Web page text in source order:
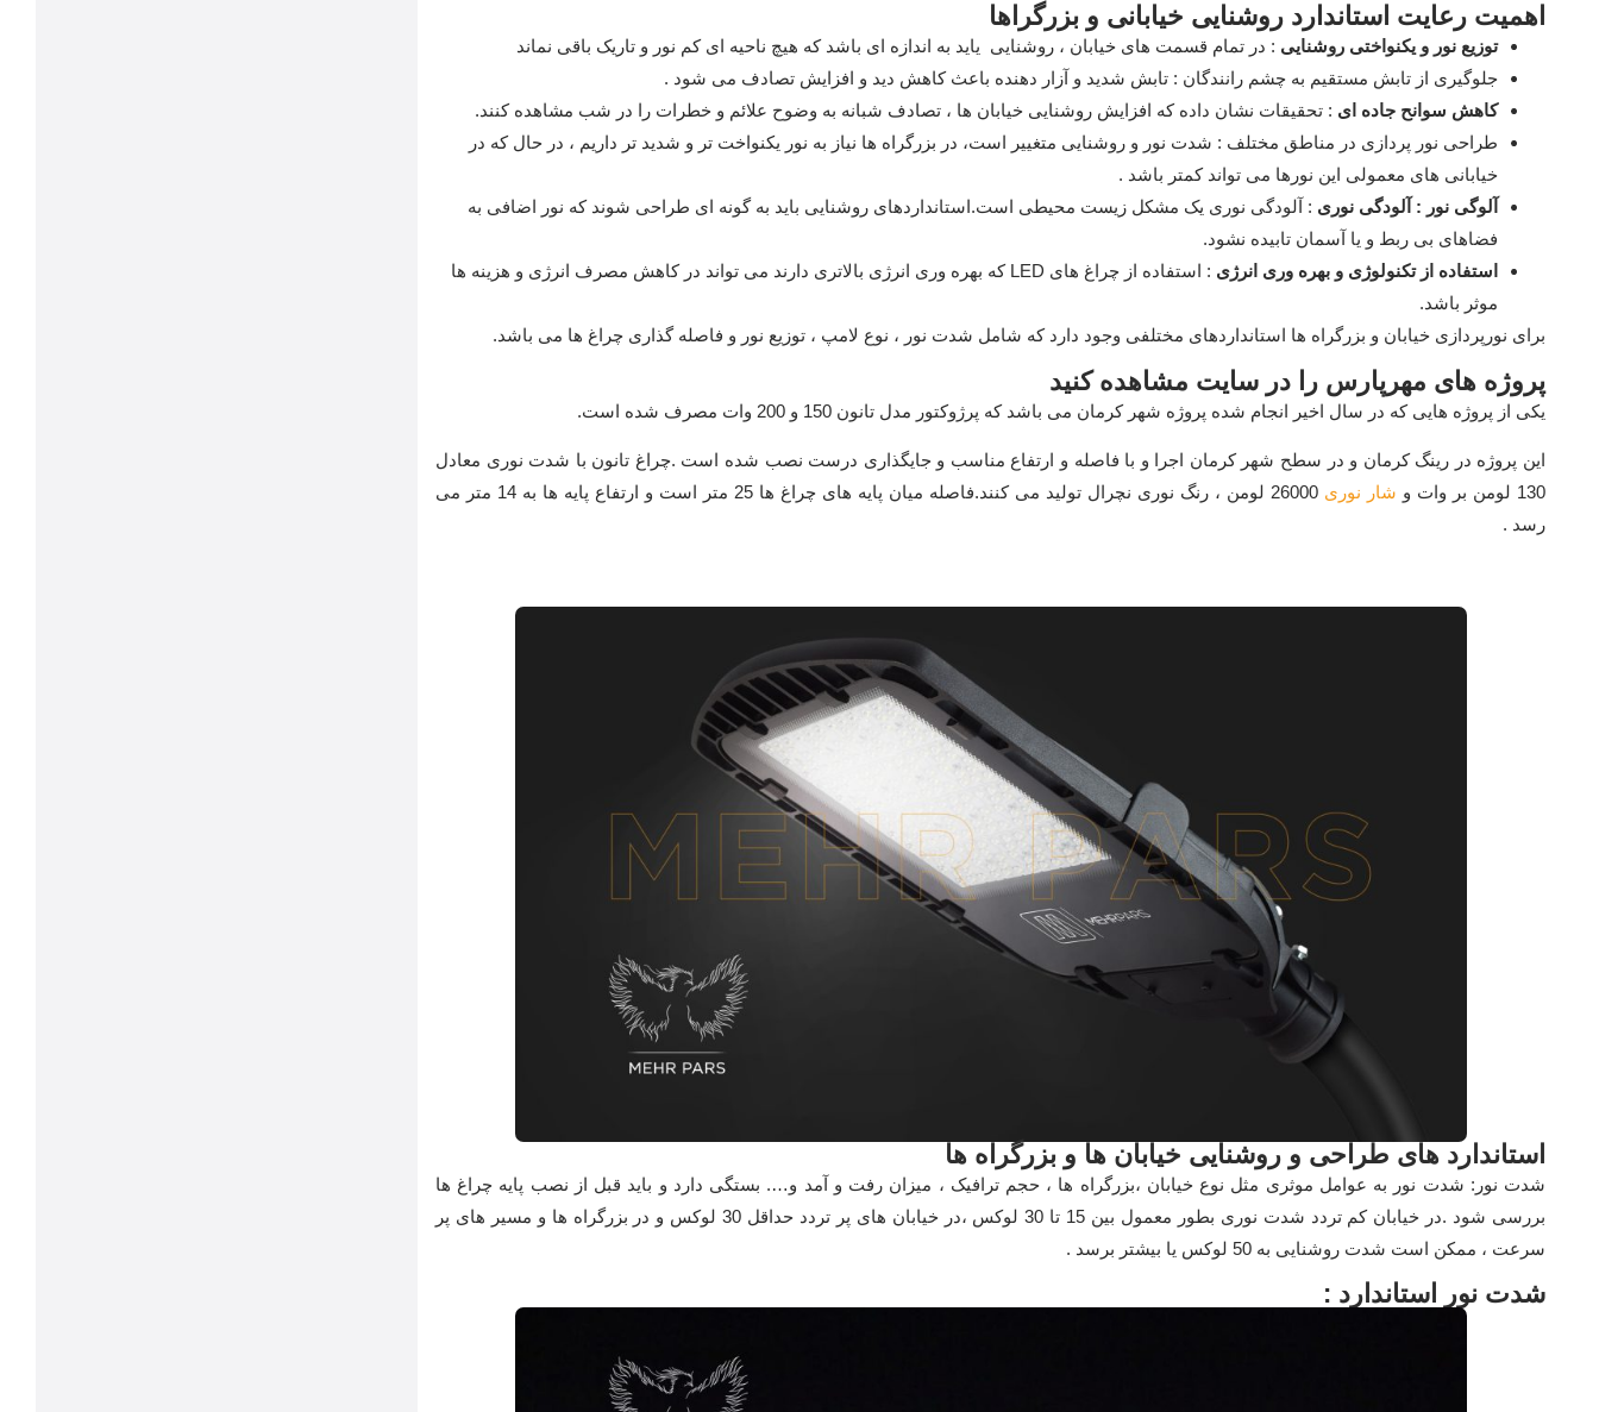
اهمیت رعایت استاندارد روشنایی خیابانی و بزرگراها
توزیع نور و یکنواختی روشنایی : در تمام قسمت های خیابان ، روشنایی یاید به اندازه ای باشد که هیچ ناحیه ای کم نور و تاریک باقی نماند
جلوگیری از تابش مستقیم به چشم رانندگان : تابش شدید و آزار دهنده باعث کاهش دید و افزایش تصادف می شود .
کاهش سوانح جاده ای : تحقیقات نشان داده که افزایش روشنایی خیابان ها ، تصادف شبانه به وضوح علائم و خطرات را در شب مشاهده کنند.
طراحی نور پردازی در مناطق مختلف : شدت نور و روشنایی متغییر است، در بزرگراه ها نیاز به نور یکنواخت تر و شدید تر داریم ، در حال که در
خیابانی های معمولی این نورها می تواند کمتر باشد .
آلوگی نور : آلودگی نوری : آلودگی نوری یک مشکل زیست محیطی است.استانداردهای روشنایی باید به گونه ای طراحی شوند که نور اضافی به
فضاهای بی ربط و یا آسمان تابیده نشود.
استفاده از تکنولوژی و بهره وری انرژی
: استفاده از چراغ های LED که بهره وری انرژی بالاتری دارند می تواند در کاهش مصرف انرژی و هزینه ها
موثر باشد.
برای نورپردازی خیابان و بزرگراه ها استانداردهای مختلفی وجود دارد که شامل شدت نور ، نوع لامپ ، توزیع نور و فاصله گذاری چراغ ها می باشد.
پروژه های مهرپارس را در سایت مشاهده کنید
یکی از پروژه هایی که در سال اخیر انجام شده پروژه شهر کرمان می باشد که پرژوکتور مدل تانون 150 و 200 وات مصرف شده است.
این پروژه در رینگ کرمان و در سطح شهر کرمان اجرا و با فاصله و ارتفاع مناسب و جایگذاری درست نصب شده است .چراغ تانون با شدت نوری معادل
130 لومن بر وات و
شار نوری
26000 لومن ، رنگ نوری نچرال تولید می کنند.فاصله میان پایه های چراغ ها 25 متر است و ارتفاع پایه ها به 14 متر می
رسد .
استاندارد های طراحی و روشنایی خیابان ها و بزرگراه ها
شدت نور: شدت نور به عوامل موثری مثل نوع خیابان ،بزرگراه ها ، حجم ترافیک ، میزان رفت و آمد و…. بستگی دارد و باید قبل از نصب پایه چراغ ها
بررسی شود .در خیابان کم تردد شدت نوری بطور معمول بین 15 تا 30 لوکس ،در خیابان های پر تردد حداقل 30 لوکس و در بزرگراه ها و مسیر های پر
سرعت ، ممکن است شدت روشنایی به 50 لوکس یا بیشتر برسد .
شدت نور استاندارد :